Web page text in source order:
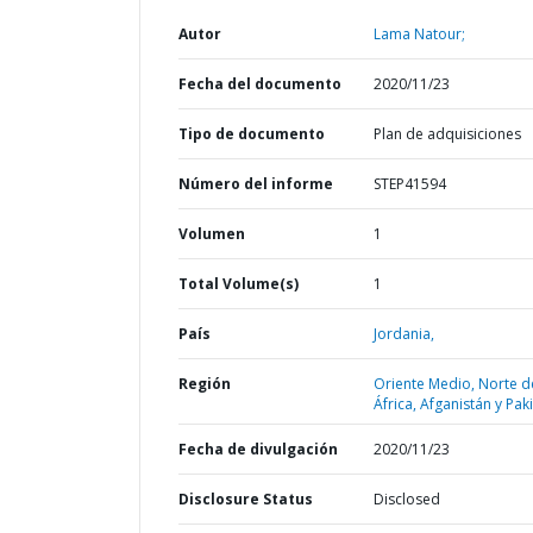
Autor Lama Natour;
Fecha del documento 2020/11/23
Tipo de documento Plan de adquisiciones
Número del informe STEP41594
Volumen 1
Total Volume(s) 1
País Jordania,
Región
Oriente Medio, Norte
África, Afganistán y
Fecha de divulgación 2020/11/23
Disclosure Status Disclosed